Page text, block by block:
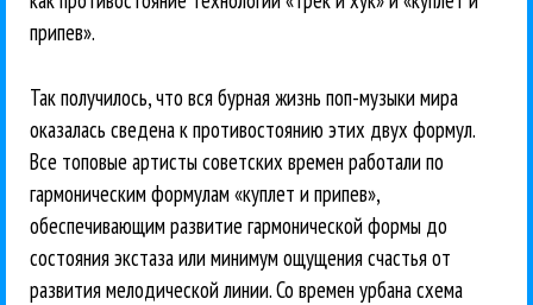
припев».
Так получилось, что вся бурная жизнь поп-музыки мира
оказалась сведена к противостоянию этих двух формул.
Все топовые артисты советских времен работали по
гармоническим формулам «куплет и припев»,
обеспечивающим развитие гармонической формы до
состояния экстаза или минимум ощущения счастья от
развития мелодической линии. Со времен урбана схема